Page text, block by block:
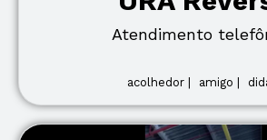
Atendimento
acolhedor | amigo |